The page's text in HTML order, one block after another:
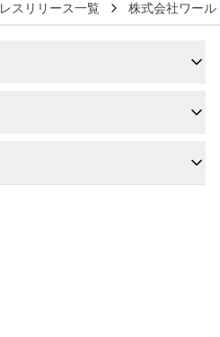
スリリース一覧 株式会社ワール